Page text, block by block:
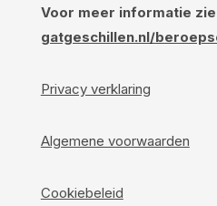
Voor meer informatie
gatgeschillen.nl/
Privacy verklaring
Algemene voorwaarden
Cookiebeleid